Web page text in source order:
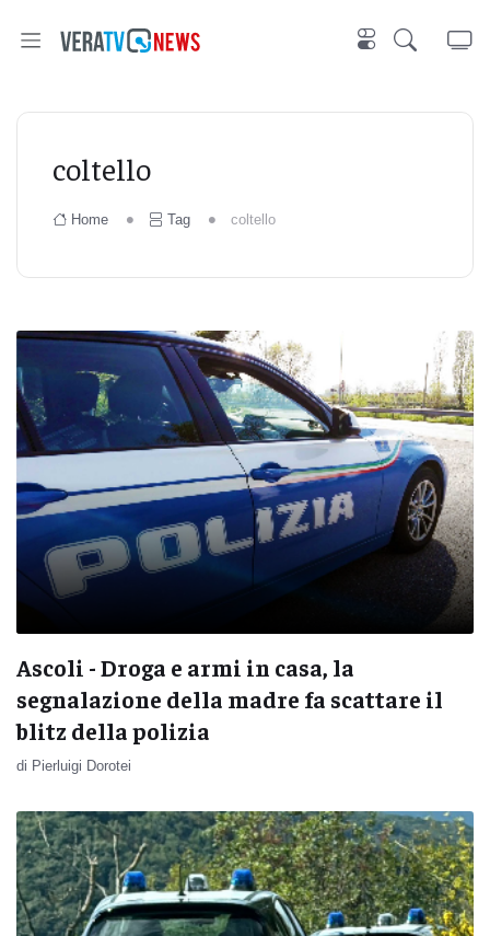
coltello
Home Tag coltello
Ascoli - Droga e armi in casa, la
segnalazione della madre fa scattare il
blitz della polizia
di Pierluigi Dorotei